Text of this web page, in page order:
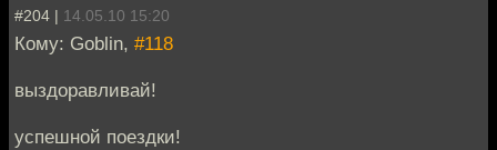
#204 | 14.05.10 15:20
Кому: Goblin, #118
выздоравливай!
успешной поездки!